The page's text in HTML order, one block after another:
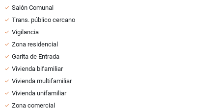
Salón Comunal
Trans. público cercano
Vigilancia
Zona residencial
Garita de Entrada
Vivienda bifamiliar
Vivienda multifamiliar
Vivienda unifamiliar
Zona comercial